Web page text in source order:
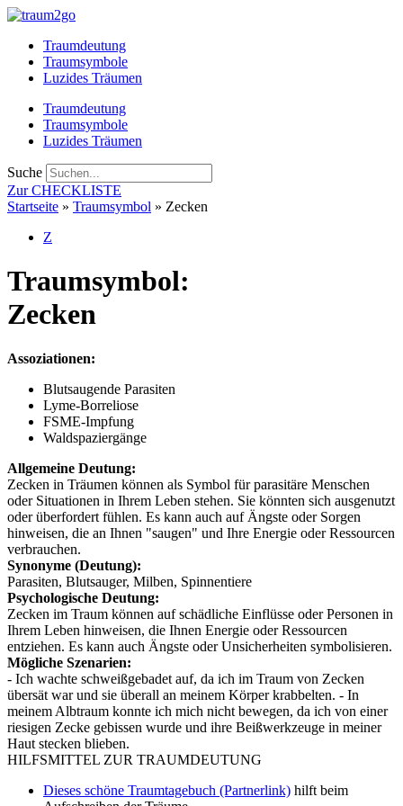
Zum
springenTraumdeutung
Traumsymbole
Luzides Träumen
Traumdeutung
Traumsymbole
Luzides Träumen
Suche
Zur CHECKLISTE
Startseite » Traumsymbol » Zecken
Z
Traumsymbol:
Zecken
Assoziationen:
Blutsaugende Parasiten
Lyme-Borreliose
FSME-Impfung
Waldspaziergänge
Allgemeine Deutung:
Zecken in Träumen können als Symbol für parasitäre Menschen
oder Situationen in Ihrem Leben stehen. Sie könnten sich ausgenutzt
oder überfordert fühlen. Es kann auch auf Ängste oder Sorgen
hinweisen, die an Ihnen "saugen" und Ihre Energie oder Ressourcen
verbrauchen.
Synonyme (Deutung):
Parasiten, Blutsauger, Milben, Spinnentiere
Psychologische Deutung:
Zecken im Traum können auf schädliche Einflüsse oder Personen in
Ihrem Leben hinweisen, die Ihnen Energie oder Ressourcen
entziehen. Es kann auch Ängste oder Unsicherheiten symbolisieren.
Mögliche Szenarien:
- Ich wachte schweißgebadet auf, da ich im Traum von Zecken
übersät war und sie überall an meinem Körper krabbelten. - In
meinem Albtraum konnte ich mich nicht bewegen, da ich von einer
riesigen Zecke gebissen wurde und ihre Beißwerkzeuge in meiner
Haut stecken blieben.
HILFSMITTEL ZUR TRAUMDEUTUNG
Dieses schöne Traumtagebuch (Partnerlink) hilft beim